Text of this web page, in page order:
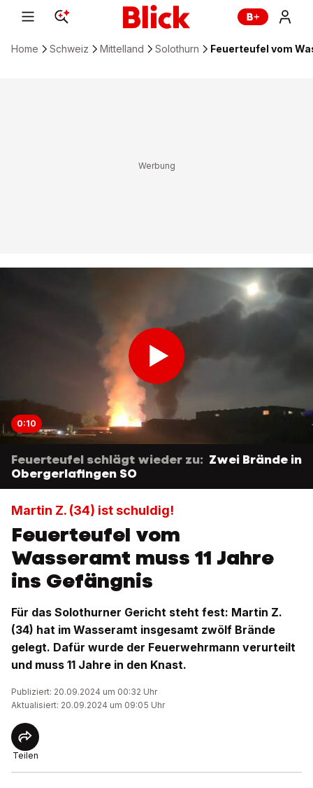
Home Schweiz Mittelland Solothurn Feuerteufel vom
0:10
Feuerteufel schlägt wieder zu: Zwei Brände in
Obergerlafingen SO
Martin Z. (34) ist schuldig!
Feuerteufel vom
Wasseramt muss 11 Jahre
ins Gefängnis
Für das Solothurner Gericht steht fest: Martin Z.
(34) hat im Wasseramt insgesamt zwölf Brände
gelegt. Dafür wurde der Feuerwehrmann verurteilt
und muss 11 Jahre in den Knast.
Publiziert: 20.09.2024 um 00:32 Uhr
Aktualisiert: 20.09.2024 um 09:05 Uhr
Teilen